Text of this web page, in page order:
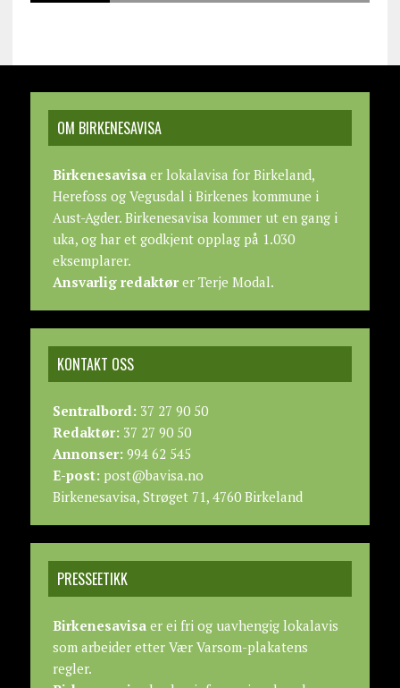
OM BIRKENESAVISA
Birkenesavisaer lokalavisa for Birkeland,
Herefoss og Vegusdal i Birkenes kommune i
Aust-Agder. Birkenesavisa kommer ut en gang i
uka, og har et godkjent opplag på 1.030
eksemplarer.
Ansvarlig redaktører Terje Modal.
KONTAKT OSS
Sentralbord:37 27 90 50
Redaktør:37 27 90 50
Annonser:994 62 545
E-post:post@bavisa.no
Birkenesavisa, Strøget 71, 4760 Birkeland
PRESSEETIKK
Birkenesavisaer ei fri og uavhengig lokalavis
som arbeider etter Vær Varsom-plakatens
regler.